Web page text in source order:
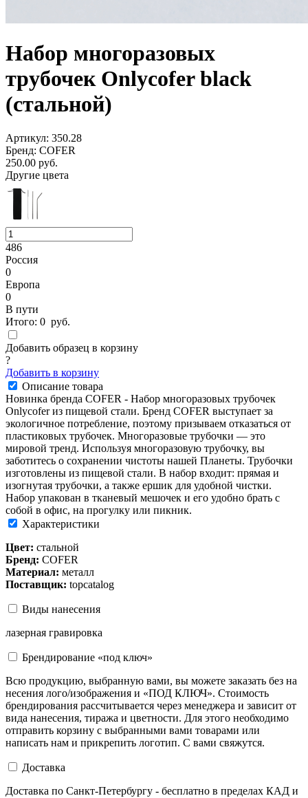
Набор многоразовых
трубочек Оnlycofer black
(стальной)
Артикул: 350.28
Бренд: COFER
250.00 руб.
Другие цвета
486
Россия
0
Европа
0
В пути
Итого: 0 руб.
Добавить образец в корзину
?
Добавить в корзину
Описание товара
Новинка бренда COFER - Набор многоразовых трубочек
Оnlycofer из пищевой стали. Бренд COFER выступает за
экологичное потребление, поэтому призываем отказаться от
пластиковых трубочек. Многоразовые трубочки — это
мировой тренд. Используя многоразовую трубочку, вы
заботитесь о сохранении чистоты нашей Планеты. Трубочки
изготовлены из пищевой стали. В набор входит: прямая и
изогнутая трубочки, а также ершик для удобной чистки.
Набор упакован в тканевый мешочек и его удобно брать с
собой в офис, на прогулку или пикник.
Характеристики
Цвет: стальной
Бренд: COFER
Материал: металл
Поставщик: topcatalog
Виды нанесения
лазерная гравировка
Брендирование «под ключ»
Всю продукцию, выбранную вами, вы можете заказать без на
несения лого/изображения и «ПОД КЛЮЧ». Стоимость
брендирования рассчитывается через менеджера и зависит от
вида нанесения, тиража и цветности. Для этого необходимо
отправить корзину с выбранными вами товарами или
написать нам и прикрепить логотип. С вами свяжутся.
Доставка
Доставка по Санкт-Петербургу - бесплатно в пределах КАД и